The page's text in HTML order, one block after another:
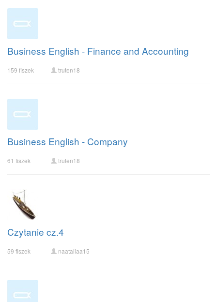
Business English - Finance and Accounting
159 fiszek truten18
Business English - Company
61 fiszek truten18
Czytanie cz.4
59 fiszek naataliaa15